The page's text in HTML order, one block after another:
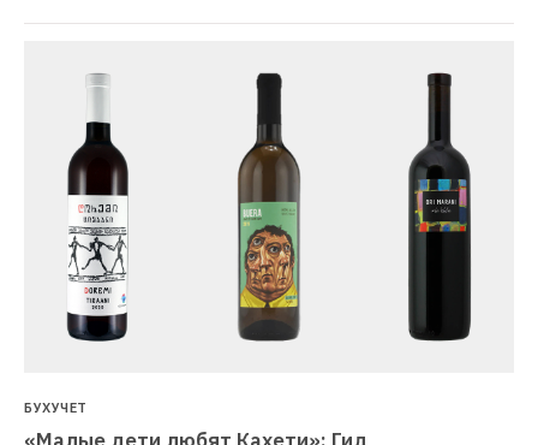
БУХУЧЕТ